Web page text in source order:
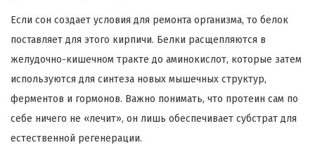
Если сон создает условия для ремонта организма, то белок
поставляет для этого кирпичи. Белки расщепляются в
желудочно-кишечном тракте до аминокислот, которые затем
используются для синтеза новых мышечных структур,
ферментов и гормонов. Важно понимать, что протеин сам по
себе ничего не «лечит», он лишь обеспечивает субстрат для
естественной регенерации.